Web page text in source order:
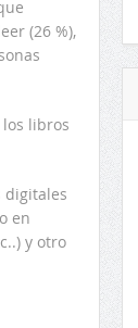
(26 %),
libros
digitales
en
y otro